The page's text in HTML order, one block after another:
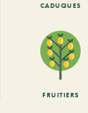
CADUQUES
FRUITIERS